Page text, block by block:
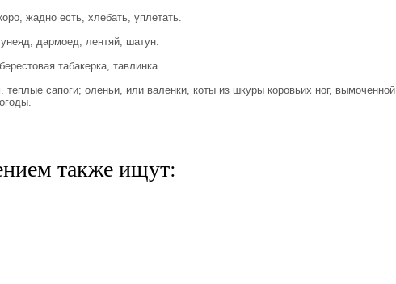
жадно есть, хлебать, уплетать.
дармоед, лентяй, шатун.
табакерка, тавлинка.
сапоги; оленьи, или валенки, коты из шкуры коровьих ног, вымоченной
также ищут: